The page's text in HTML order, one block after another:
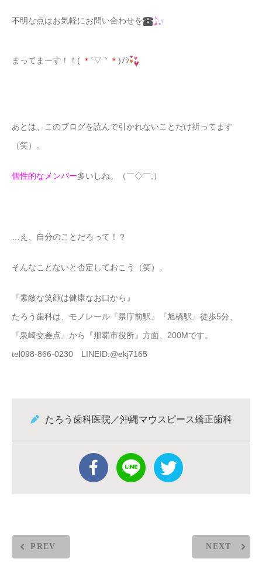
不明な点はお気軽にお問い合わせを
まってまーす！！( ＊ ´▽｀ ＊ )ﾉｼ
あとは、このブログを読んで引かれないことだけ祈ってます
（笑）。
個性的なメンバー多いしね。（￣◇￣;）
…え、自分のことだろって！？
そんなことないと否定しておこう（笑）。
『素敵な笑顔は健康なお口から』
たろう歯科は、モノレール『県庁前駅』『旭橋駅』徒歩5分、
『泉崎交差点』から『那覇市役所』方面、200Mです。
tel098-866-0230 LINEID:@ekj7165
たろう歯科医院／沖縄マウスピース矯正歯科
PREV NEXT